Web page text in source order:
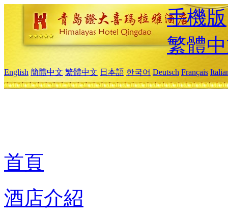
手機版
繁體
English 簡體中文 繁體中文 日本語 한국어 Deutsch Français
首頁
酒店介紹